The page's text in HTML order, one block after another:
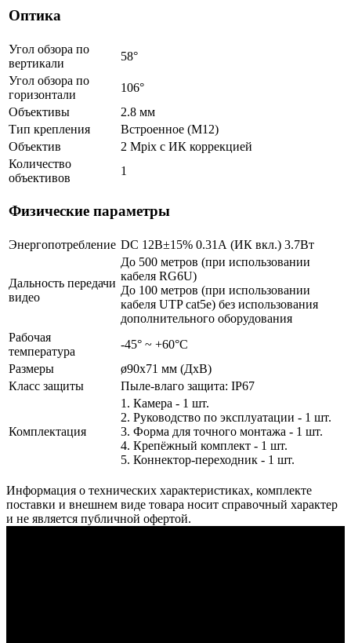
Оптика
Угол обзора по
вертикали
58°
Угол обзора по
горизонтали
106°
Объективы
2.8 мм
Тип крепления
Встроенное (М12)
Объектив
2 Mpix c ИК коррекцией
Количество
объективов
1
Физические параметры
Энергопотребление DC 12В±15% 0.31А (ИК вкл.) 3.7Вт
Дальность передачи
видео
До 500 метров (при использовании
кабеля RG6U)
До 100 метров (при использовании
кабеля UTP cat5e) без использования
дополнительного оборудования
Рабочая
температура
-45° ~ +60°С
Размеры
ø90х71 мм (ДхВ)
Класс защиты
Пыле-влаго защита: IP67
Комплектация
1. Камера - 1 шт.
2. Руководство по эксплуатации - 1 шт.
3. Форма для точного монтажа - 1 шт.
4. Крепёжный комплект - 1 шт.
5. Коннектор-переходник - 1 шт.
Информация о технических характеристиках, комплекте
поставки и внешнем виде товара носит справочный характер
и не является публичной офертой.